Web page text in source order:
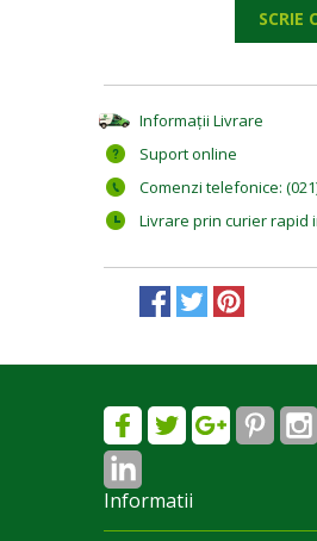
SCRIE
Informații Livrare
Suport online
Comenzi telefonice:
Livrare prin curier rapid
Informatii